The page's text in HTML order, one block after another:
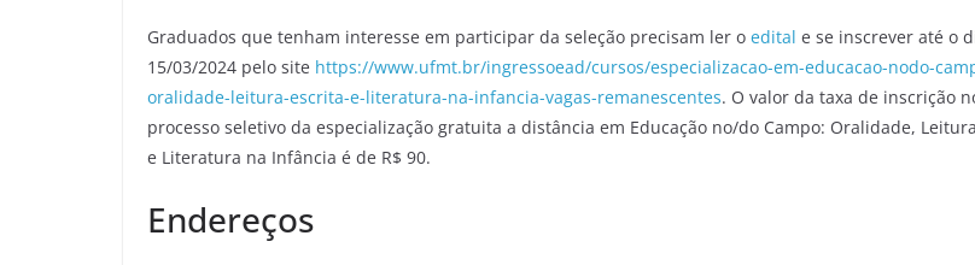
Graduados que tenham interesse em participar da seleção precisam ler o edital e se inscrever até o
15/03/2024 pelo site https://www.ufmt.br/ingressoead/cursos/especializacao-em-educacao-nodo-
oralidade-leitura-escrita-e-literatura-na-infancia-vagas-remanescentes. O valor da taxa de inscrição
processo seletivo da especialização gratuita a distância em Educação no/do Campo: Oralidade,
e Literatura na Infância é de R$ 90.
Endereços